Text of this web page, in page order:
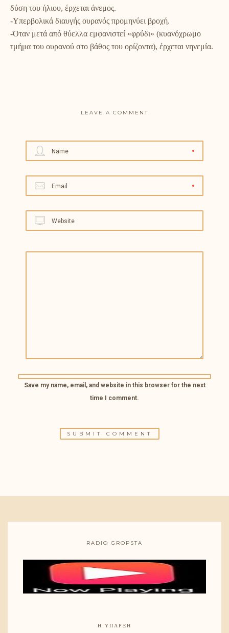
δύση του ήλιου, έρχεται άνεμος.
-Υπερβολικά διαυγής ουρανός προμηνύει βροχή.
-Όταν μετά από θύελλα εμφανιστεί «φρύδι» (κυανόχρωμο
τμήμα του ουρανού στο βάθος του ορίζοντα), έρχεται νηνεμία.
LEAVE A COMMENT
Name
Email
Website
Save my name, email, and website in this browser for the next
time I comment.
RADIO GROPSTA
Η ΎΠΑΡΞΗ